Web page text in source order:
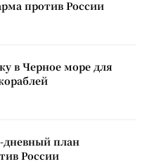
против России
в Черное море для
дневный план
России